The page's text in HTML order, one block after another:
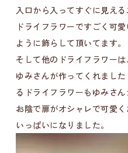
入口から入ってすぐに見え
ドライフラワーですごく可
ように飾らして頂いてます。
そして他のドライフラワー
ゆみさんが作ってくれまし
るドライフラワーもゆみさん
お陰で扉がオシャレで可愛
いっぱいになりました。